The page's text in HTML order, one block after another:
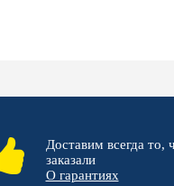
Доставим всегда то,
заказали
О гарантиях